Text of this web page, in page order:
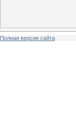
Полная версия сайта